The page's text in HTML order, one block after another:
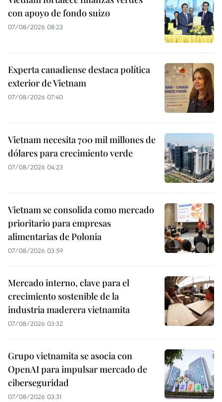
con apoyo de fondo suizo
07/08/2026 08:23
Experta canadiense destaca política
exterior de Vietnam
07/08/2026 07:40
Vietnam necesita 700 mil millones de
dólares para crecimiento verde
07/08/2026 04:23
Vietnam se consolida como mercado
prioritario para empresas
alimentarias de Polonia
07/08/2026 03:59
Mercado interno, clave para el
crecimiento sostenible de la
industria maderera vietnamita
07/08/2026 03:32
Grupo vietnamita se asocia con
OpenAI para impulsar mercado de
ciberseguridad
07/08/2026 03:31